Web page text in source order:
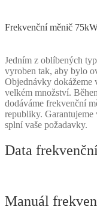
Frekvenční měnič
Jedním z oblíbených
vyroben tak, aby bylo
Objednávky dokážeme
velkém množství.
dodáváme frekvenční
republiky.
splní vaše požadavky.
Data
Manuál